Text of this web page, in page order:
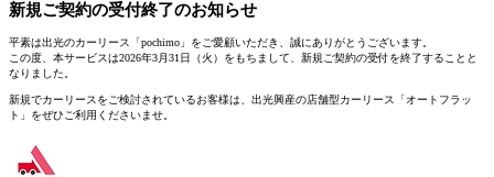
新規ご契約の受付終了のお知らせ
平素は出光のカーリース「pochimo」をご愛顧いただき、誠にありがとうございます。
この度、本サービスは2026年3月31日（火）をもちまして、新規ご契約の受付を終了することと
なりました。
新規でカーリースをご検討されているお客様は、 出光興産の店舗型カーリース「オートフラッ
ト」 をぜひご利用くださいませ。